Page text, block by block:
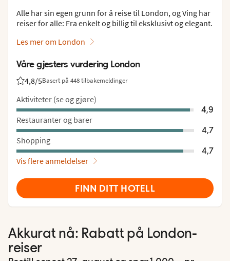
Alle har sin egen grunn for å reise til London, og Ving har
reiser for alle: Fra enkelt og billig til eksklusivt og elegant.
Les mer om London
Våre gjesters vurdering London
4,8/5 Basert på 448 tilbakemeldinger
Vurdering fra Vings gjester: 4.8/5
Aktiviteter (se og gjøre)
4,9
Restauranter og barer
4,7
Shopping
4,7
Vis flere anmeldelser
FINN DITT HOTELL
Akkurat nå: Rabatt på London-
reiser